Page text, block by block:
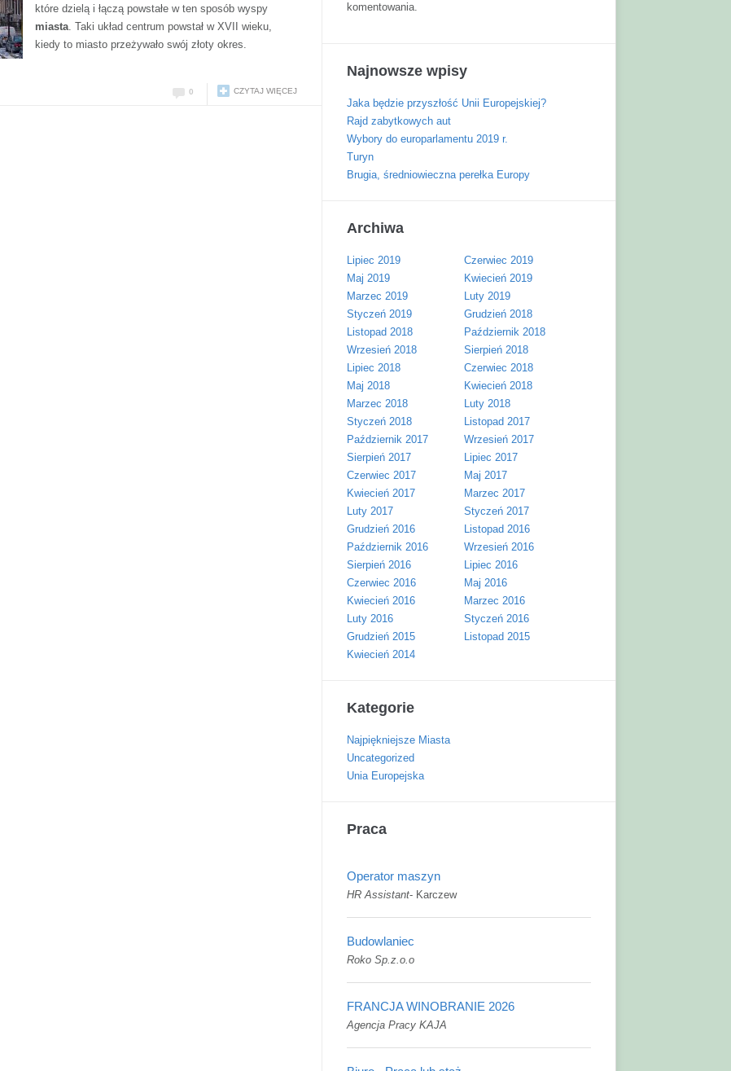
które dzielą i łączą powstałe w ten sposób wyspy
miasta. Taki układ centrum powstał w XVII wieku,
kiedy to miasto przeżywało swój złoty okres.
CZYTAJ WIĘCEJ
0
komentowania.
Najnowsze wpisy
Jaka będzie przyszłość Unii Europejskiej?
Rajd zabytkowych aut
Wybory do europarlamentu 2019 r.
Turyn
Brugia, średniowieczna perełka Europy
Archiwa
Lipiec 2019
Czerwiec 2019
Maj 2019
Kwiecień 2019
Marzec 2019
Luty 2019
Styczeń 2019
Grudzień 2018
Listopad 2018
Październik 2018
Wrzesień 2018
Sierpień 2018
Lipiec 2018
Czerwiec 2018
Maj 2018
Kwiecień 2018
Marzec 2018
Luty 2018
Styczeń 2018
Listopad 2017
Październik 2017
Wrzesień 2017
Sierpień 2017
Lipiec 2017
Czerwiec 2017
Maj 2017
Kwiecień 2017
Marzec 2017
Luty 2017
Styczeń 2017
Grudzień 2016
Listopad 2016
Październik 2016
Wrzesień 2016
Sierpień 2016
Lipiec 2016
Czerwiec 2016
Maj 2016
Kwiecień 2016
Marzec 2016
Luty 2016
Styczeń 2016
Grudzień 2015
Listopad 2015
Kwiecień 2014
Kategorie
Najpiękniejsze Miasta
Uncategorized
Unia Europejska
Praca
Operator maszyn
HR Assistant- Karczew
Budowlaniec
Roko Sp.z.o.o
FRANCJA WINOBRANIE 2026
Agencja Pracy KAJA